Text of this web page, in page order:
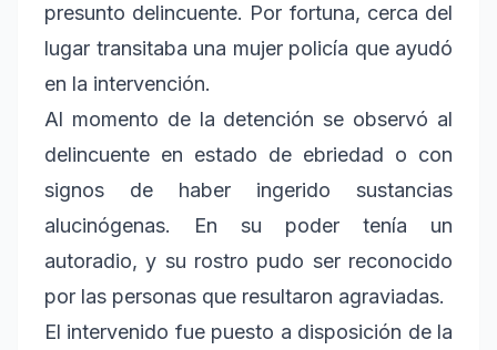
presunto delincuente. Por fortuna, cerca del
lugar transitaba una mujer policía que ayudó
en la intervención.
Al momento de la detención se observó al
delincuente en estado de ebriedad o con
signos de haber ingerido sustancias
alucinógenas. En su poder tenía un
autoradio, y su rostro pudo ser reconocido
por las personas que resultaron agraviadas.
El intervenido fue puesto a disposición de la